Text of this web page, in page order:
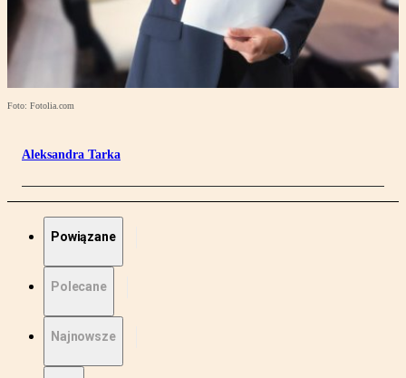
Foto: Fotolia.com
Aleksandra Tarka
Powiązane
Polecane
Najnowsze